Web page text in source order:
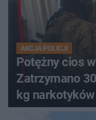
AKCJA POLICJI
Potężny cios
Zatrzymano 303 osoby i przejęto 72
kg narkotyków